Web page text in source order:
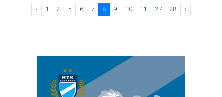
‹ 1 2 5 6 7 8 9 10 11 27 28 ›